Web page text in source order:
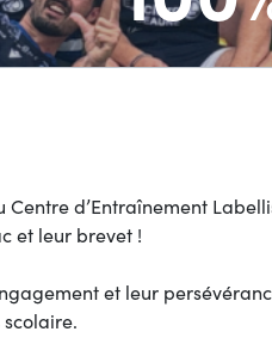
Centre d’Entraînement
et leur brevet !
et leur